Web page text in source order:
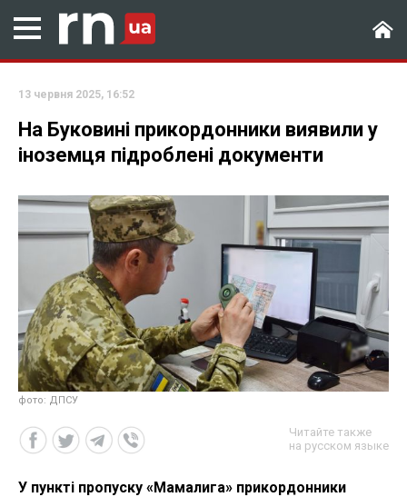
13 червня 2025, 16:52
На Буковині прикордонники виявили у
іноземця підроблені документи
фото: ДПСУ
Читайте также
на русском языке
У пункті пропуску «Мамалига» прикордонники